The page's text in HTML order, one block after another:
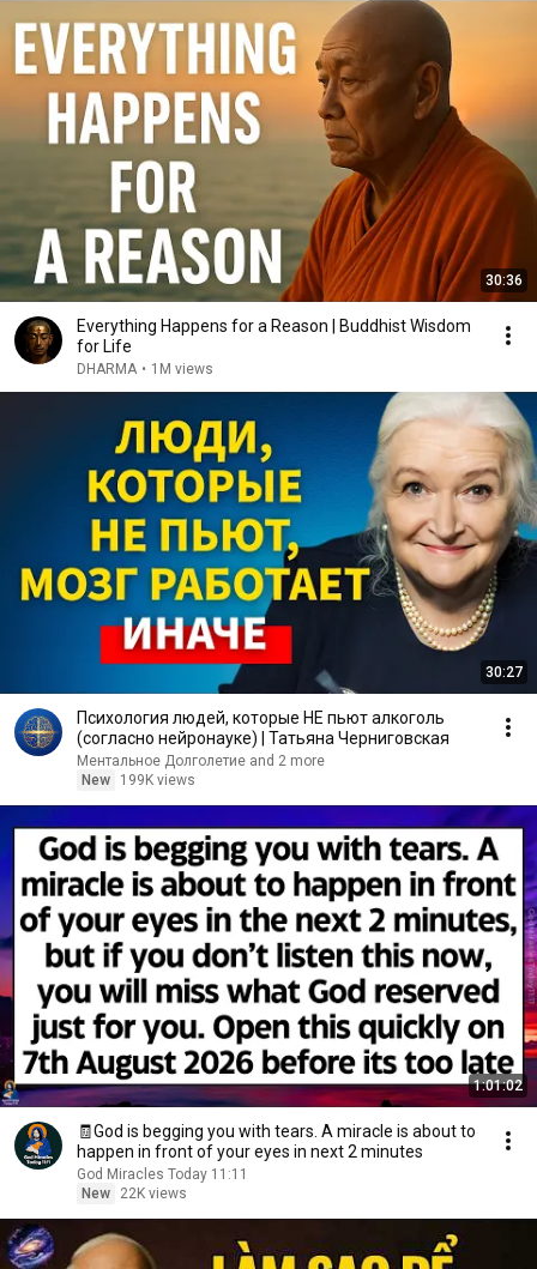
30:36
Everything Happens for a Reason | Buddhist Wisdom
for Life
DHARMA • 1M views
30:27
Психология людей, которые НЕ пьют алкоголь
(согласно нейронауке) | Татьяна Черниговская
Ментальное Долголетие and 2 more
New
199K views
1:01:02
🧾God is begging you with tears. A miracle is about to
happen in front of your eyes in next 2 minutes
God Miracles Today 11:11
New
22K views